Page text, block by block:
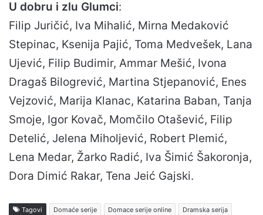
U dobru i zlu Glumci:
Filip Juričić, Iva Mihalić, Mirna Medaković
Stepinac, Ksenija Pajić, Toma Medvešek, Lana
Ujević, Filip Budimir, Ammar Mešić, Ivona
Dragaš Bilogrević, Martina Stjepanović, Enes
Vejzović, Marija Klanac, Katarina Baban, Tanja
Smoje, Igor Kovač, Momčilo Otašević, Filip
Detelić, Jelena Miholjević, Robert Plemić,
Lena Medar, Žarko Radić, Iva Šimić Šakoronja,
Dora Dimić Rakar, Tena Jeić Gajski.
Tagovi Domaće serije Domace serije online
Dramska serija